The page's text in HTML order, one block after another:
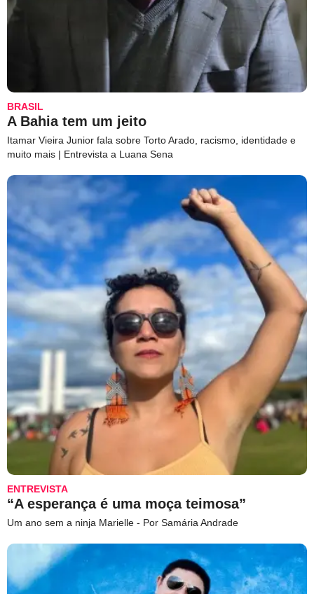
BRASIL
A Bahia tem um jeito
Itamar Vieira Junior fala sobre Torto Arado, racismo, identidade e
muito mais | Entrevista a Luana Sena
ENTREVISTA
“A esperança é uma moça teimosa”
Um ano sem a ninja Marielle - Por Samária Andrade